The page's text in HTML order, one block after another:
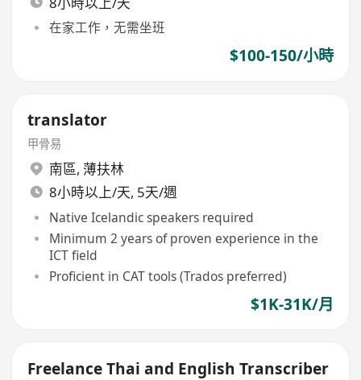
在家工作，无需坐班
$100-150/小時
translator
甲骨易
南區, 薄扶林
8小時以上/天, 5天/週
Native Icelandic speakers required
Minimum 2 years of proven experience in the
ICT field
Proficient in CAT tools (Trados preferred)
$1K-31K/月
Freelance Thai and English Transcriber